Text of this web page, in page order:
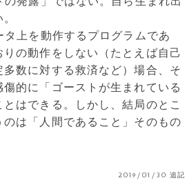
上を動作するプログラムであ
の動作をしない（たとえば自己
数に対する救済など）場合、そ
的に「ゴーストが生まれている
はできる。しかし、結局のとこ
は「人間であること」そのもの
2019/01/30 追記